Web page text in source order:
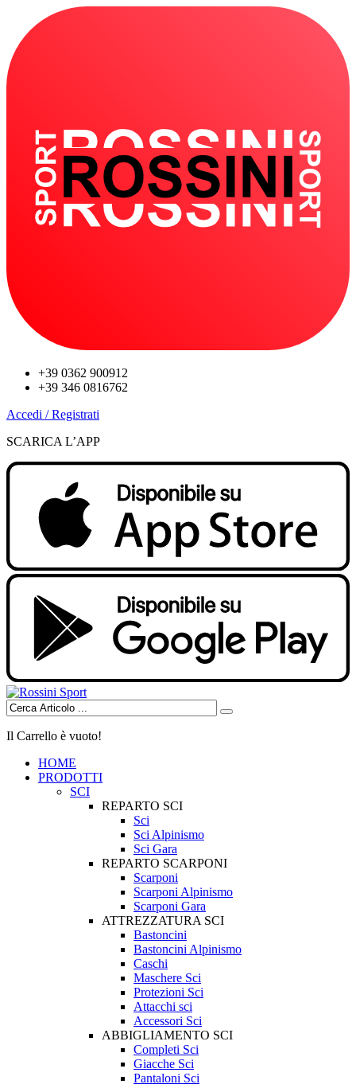
+39 0362 900912
+39 346 0816762
Accedi / Registrati
SCARICA L’APP
Il Carrello è vuoto!
HOME
PRODOTTI
SCI
REPARTO SCI
Sci
Sci Alpinismo
Sci Gara
REPARTO SCARPONI
Scarponi
Scarponi Alpinismo
Scarponi Gara
ATTREZZATURA SCI
Bastoncini
Bastoncini Alpinismo
Caschi
Maschere Sci
Protezioni Sci
Attacchi sci
Accessori Sci
ABBIGLIAMENTO SCI
Completi Sci
Giacche Sci
Pantaloni Sci